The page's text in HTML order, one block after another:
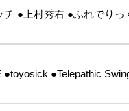
チ ●上村秀右 ●ふれでりっ
●toyosick ●Telepathic